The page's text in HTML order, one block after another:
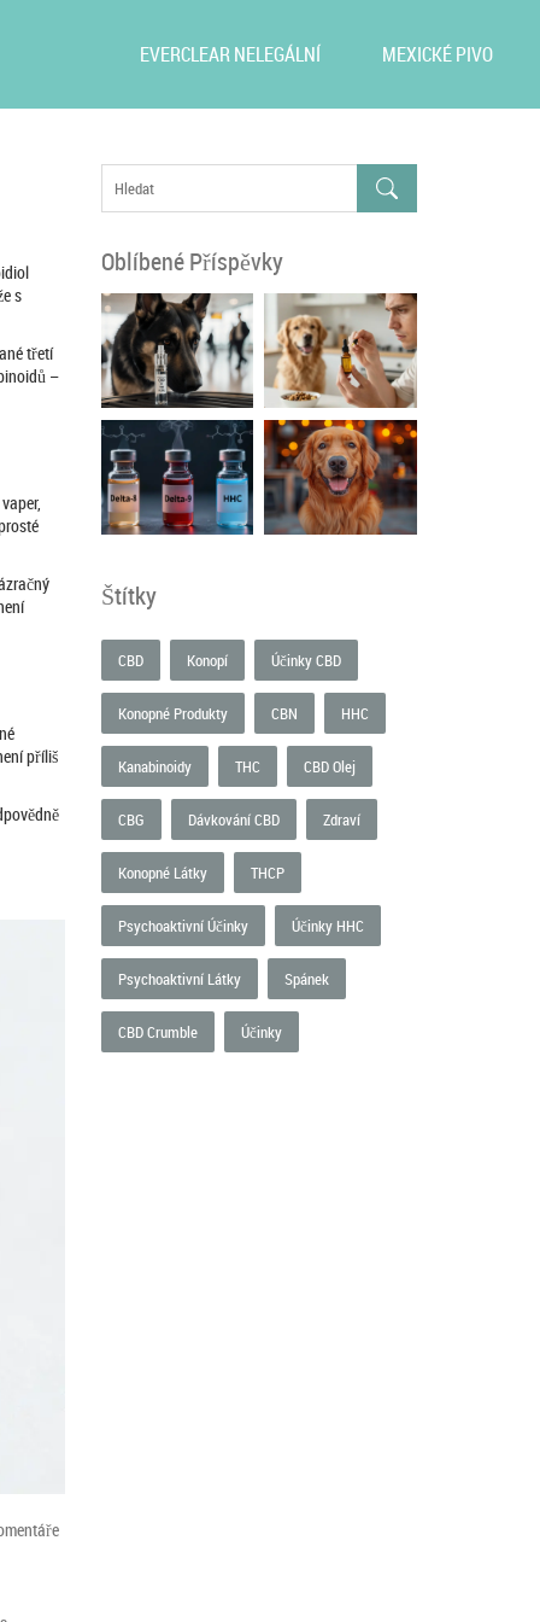
EVERCLEAR NELEGÁLNÍ MEXICKÉ PIVO
s
třetí
–
příliš
Oblíbené Příspěvky
Štítky
CBD Konopí Účinky CBD
Konopné Produkty CBN HHC
Kanabinoidy THC CBD Olej
CBG Dávkování CBD Zdraví
Konopné Látky THCP
Psychoaktivní Účinky Účinky HHC
Psychoaktivní Látky Spánek
CBD Crumble Účinky